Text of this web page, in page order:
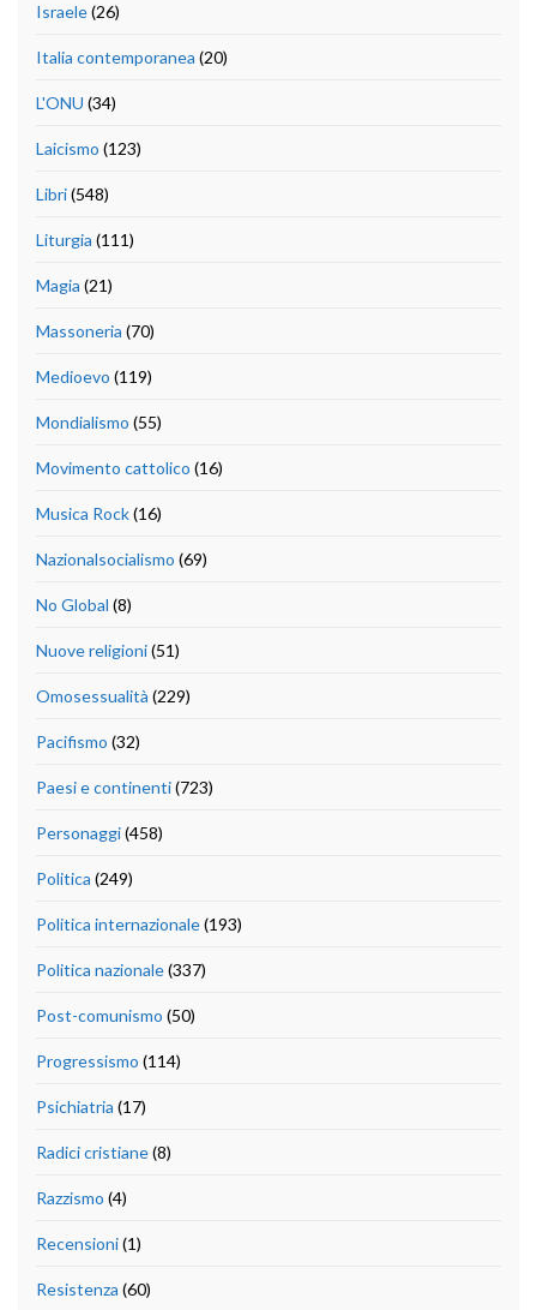
Israele(26)
Italia contemporanea (20)
L'ONU (34)
Laicismo (123)
Libri(548)
Liturgia (111)
Magia (21)
Massoneria (70)
Medioevo (119)
Mondialismo (55)
Movimento cattolico (16)
Musica Rock(16)
Nazionalsocialismo (69)
No Global (8)
Nuove religioni(51)
Omosessualità (229)
Pacifismo (32)
Paesi e continenti(723)
Personaggi(458)
Politica (249)
Politica internazionale(193)
Politica nazionale(337)
Post-comunismo (50)
Progressismo (114)
Psichiatria (17)
Radici cristiane(8)
Razzismo (4)
Recensioni(1)
Resistenza (60)